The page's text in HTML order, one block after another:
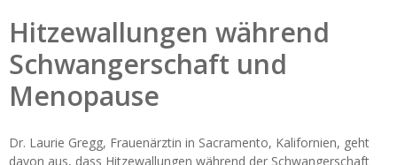
Hitzewallungen während
Schwangerschaft und
Menopause
Dr. Laurie Gregg, Frauenärztin in Sacramento, Kalifornien, geht
davon aus, dass Hitzewallungen während der Schwangerschaft